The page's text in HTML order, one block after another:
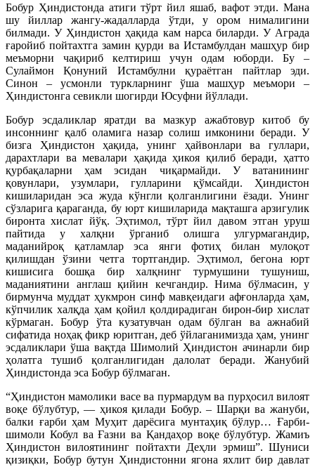
Бобур Ҳиндистонда атиги тўрт йил яшаб, вафот этди. Мана
шу йиллар жангу-жадалларда ўтди, у ором нималигини
билмади. У Ҳиндистон ҳақида кам нарса биларди. У Аграда
ғаройиб пойтахтга замин қурди ва Истамбулдан машҳур бир
меъморни чақириб келтириш учун одам юборди. Бу –
Сулаймон Қонуний Истамбулни қураётган пайтлар эди.
Синон – усмонли туркларнинг ўша машҳур меъмори –
Ҳиндистонга севикли шогирди Юсуфни йўллади.
Бобур эсдаликлар яратди ва мазкур ажабтовур китоб бу
инсоннинг қалб оламига назар солиш имконини беради. У
бизга Ҳиндистон ҳақида, унинг ҳайвонлари ва гуллари,
дарахтлари ва мевалари ҳақида ҳикоя қилиб беради, ҳатто
қурбақаларни ҳам эсидан чиқармайди. У ватанининг
қовунлари, узумлари, гулларини қўмсайди. Ҳиндистон
кишиларидан эса жуда кўнгли қолганлигини ёзади. Унинг
сўзларига қараганда, бу юрт кишиларида мақташга арзигулик
биронта хислат йўқ. Эҳтимол, тўрт йил давом этган уруш
пайтида у халқни ўрганиб олишга улгурмагандир,
маданийроқ қатламлар эса янги фотиҳ билан мулоқот
қилишдан ўзини четга тортгандир. Эҳтимол, бегона юрт
кишисига бошқа бир халқнинг турмушини тушуниш,
маданиятини англаш қийин кечгандир. Нима бўлмасин, у
бирмунча муддат ҳукмрон синф мавқеидаги афғонларда ҳам,
кўпчилик халқда ҳам қойил қолдирадиган бирон-бир хислат
кўрмаган. Бобур ўта кузатувчан одам бўлган ва ажнабий
сифатида ноҳақ фикр юритган, деб ўйлаганимизда ҳам, унинг
эсдаликлари ўша вақтда Шимолий Ҳиндистон ачинарли бир
ҳолатга тушиб қолганлигидан далолат беради. Жанубий
Ҳиндистонда эса Бобур бўлмаган.
“Ҳиндистон мамолики васе ва пурмардум ва пурҳосил вилоят
воқе бўлубтур, — ҳикоя қилади Бобур. – Шарқи ва жануби,
балки ғарби ҳам Муҳит дарёсига мунтаҳиқ бўлур… Ғарби-
шимоли Кобул ва Ғазни ва Қандаҳор воқе бўлубтур. Жамиъ
Ҳиндистон вилоятининг пойтахти Деҳли эрмиш”. Шуниси
қизиқки, Бобур бутун Ҳиндистонни ягона яхлит бир давлат